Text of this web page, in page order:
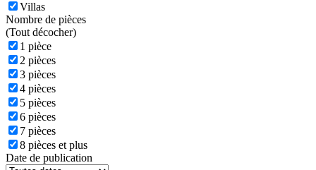
Villas
Nombre de pièces
(Tout décocher)
1 pièce
2 pièces
3 pièces
4 pièces
5 pièces
6 pièces
7 pièces
8 pièces et plus
Date de publication